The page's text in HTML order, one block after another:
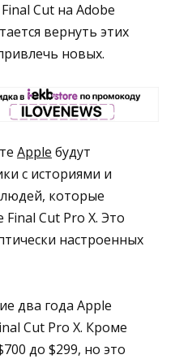
Cut на Adobe
вернуть этих
новых.
Apple будут
с историями и
которые
Cut Pro X. Это
настроенных
два года Apple
Cut Pro X. Кроме
до $299, но это